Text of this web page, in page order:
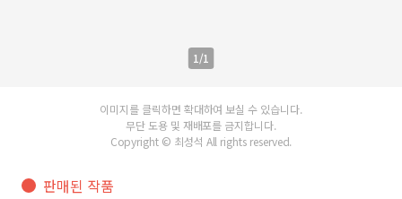
1/1
이미지를 클릭하면 확대하여 보실 수 있습니다.
무단 도용 및 재배포를 금지합니다.
Copyright © 최성석 All rights reserved.
판매된 작품